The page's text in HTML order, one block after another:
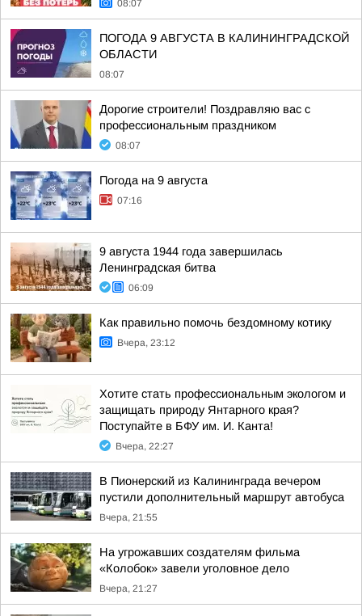
08:07
ПОГОДА 9 АВГУСТА В КАЛИНИНГРАДСКОЙ
ОБЛАСТИ
08:07
Дорогие строители! Поздравляю вас с
профессиональным праздником
08:07
Погода на 9 августа
07:16
9 августа 1944 года завершилась
Ленинградская битва
06:09
Как правильно помочь бездомному котику
Вчера, 23:12
Хотите стать профессиональным экологом и
защищать природу Янтарного края?
Поступайте в БФУ им. И. Канта!
Вчера, 22:27
В Пионерский из Калининграда вечером
пустили дополнительный маршрут автобуса
Вчера, 21:55
На угрожавших создателям фильма
«Колобок» завели уголовное дело
Вчера, 21:27